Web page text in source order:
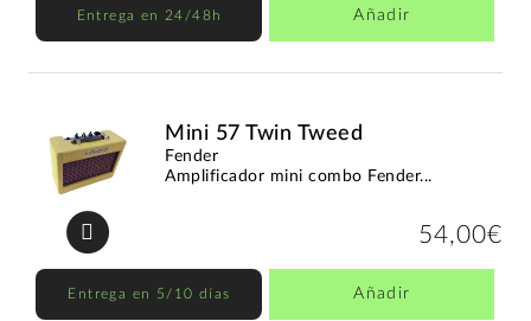
Entrega en 24/48h Añadir
Mini 57 Twin Tweed
Fender
Amplificador mini combo Fender...
54,00€
Entrega en 5/10 días Añadir